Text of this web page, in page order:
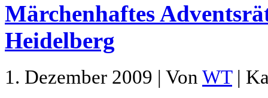
Märchenhaftes
Heidelberg
1. Dezember 2009 | Von WT|